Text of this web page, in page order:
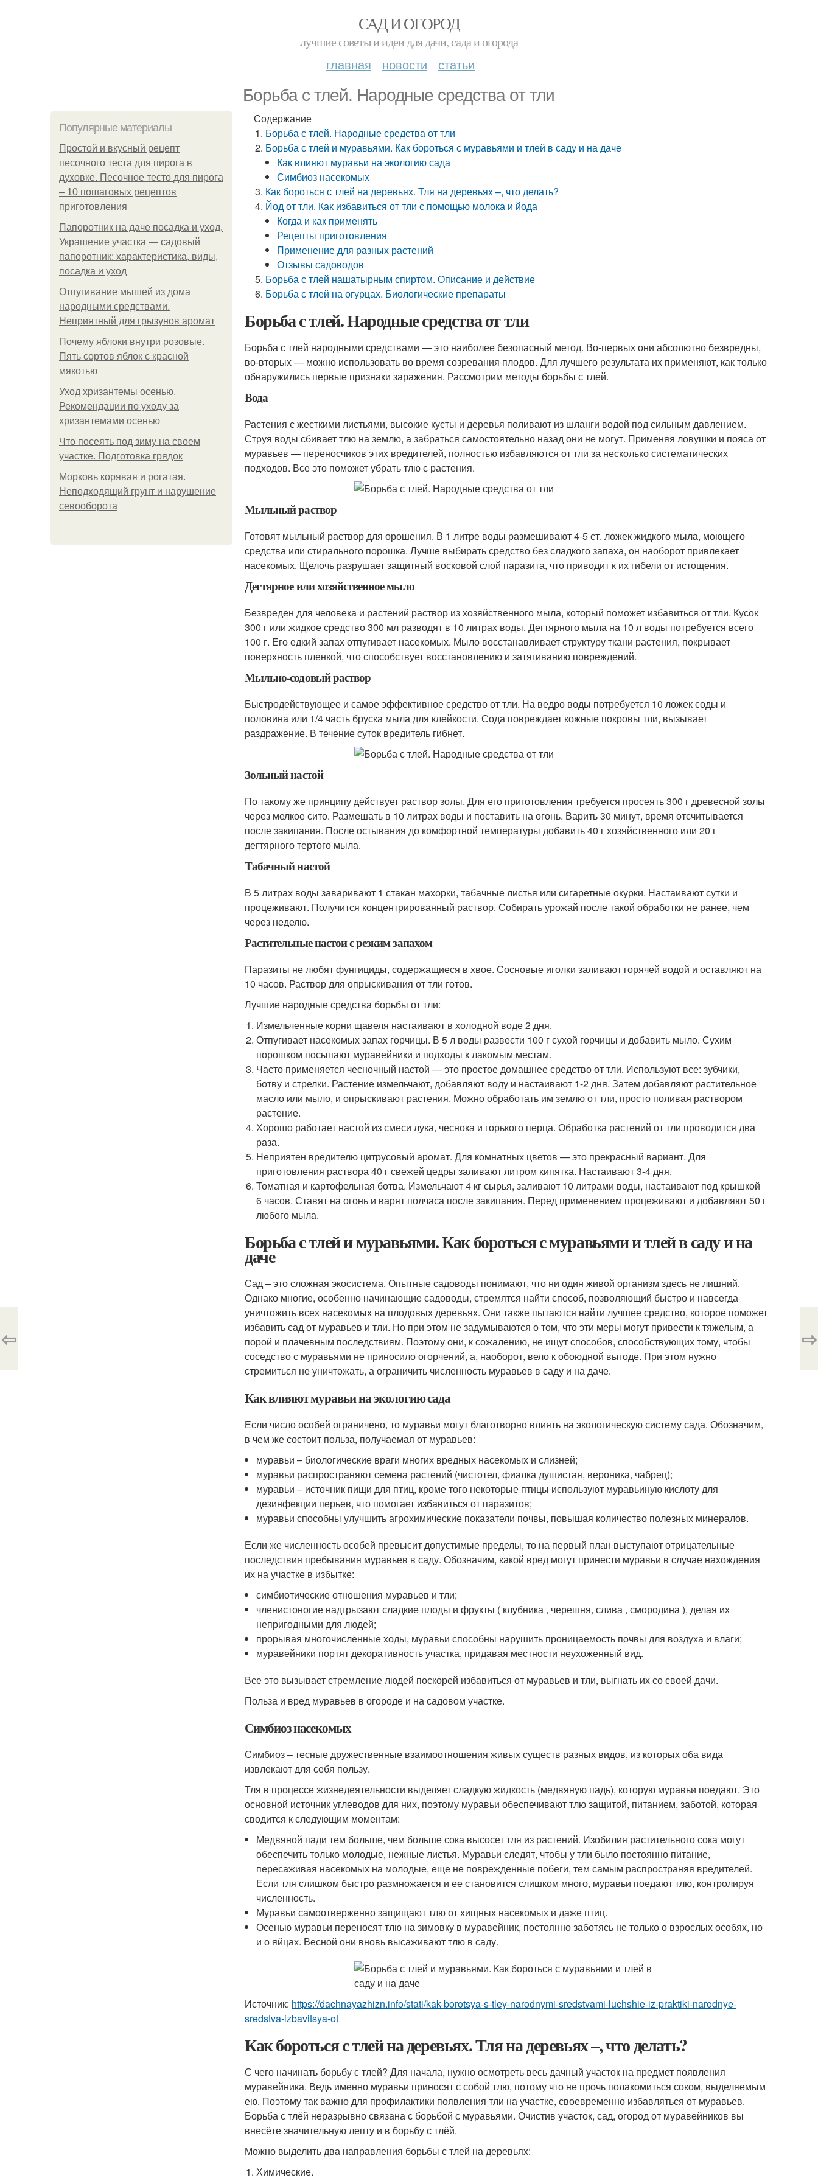
САД И ОГОРОД
лучшие советы и идеи для дачи, сада и огорода
главная новости статьи
Борьба с тлей. Народные средства от тли
Популярные материалы
Простой и вкусный рецепт
песочного теста для пирога в
духовке. Песочное тесто для пирога
– 10 пошаговых рецептов
приготовления
Папоротник на даче посадка и уход.
Украшение участка — садовый
папоротник: характеристика, виды,
посадка и уход
Отпугивание мышей из дома
народными средствами.
Неприятный для грызунов аромат
Почему яблоки внутри розовые.
Пять сортов яблок с красной
мякотью
Уход хризантемы осенью.
Рекомендации по уходу за
хризантемами осенью
Что посеять под зиму на своем
участке. Подготовка грядок
Морковь корявая и рогатая.
Неподходящий грунт и нарушение
севооборота
Содержание
Борьба с тлей. Народные средства от тли
Борьба с тлей и муравьями. Как бороться с муравьями и тлей в саду и на даче
Как влияют муравьи на экологию сада
Симбиоз насекомых
Как бороться с тлей на деревьях. Тля на деревьях –, что делать?
Йод от тли. Как избавиться от тли с помощью молока и йода
Когда и как применять
Рецепты приготовления
Применение для разных растений
Отзывы садоводов
Борьба с тлей нашатырным спиртом. Описание и действие
Борьба с тлей на огурцах. Биологические препараты
Борьба с тлей. Народные средства от тли
Борьба с тлей народными средствами — это наиболее безопасный метод. Во-первых они абсолютно безвредны,
во-вторых — можно использовать во время созревания плодов. Для лучшего результата их применяют, как только
обнаружились первые признаки заражения. Рассмотрим методы борьбы с тлей.
Вода
Растения с жесткими листьями, высокие кусты и деревья поливают из шланги водой под сильным давлением.
Струя воды сбивает тлю на землю, а забраться самостоятельно назад они не могут. Применяя ловушки и пояса от
муравьев — переносчиков этих вредителей, полностью избавляются от тли за несколько систематических
подходов. Все это поможет убрать тлю с растения.
Мыльный раствор
Готовят мыльный раствор для орошения. В 1 литре воды размешивают 4-5 ст. ложек жидкого мыла, моющего
средства или стирального порошка. Лучше выбирать средство без сладкого запаха, он наоборот привлекает
насекомых. Щелочь разрушает защитный восковой слой паразита, что приводит к их гибели от истощения.
Дегтярное или хозяйственное мыло
Безвреден для человека и растений раствор из хозяйственного мыла, который поможет избавиться от тли. Кусок
300 г или жидкое средство 300 мл разводят в 10 литрах воды. Дегтярного мыла на 10 л воды потребуется всего
100 г. Его едкий запах отпугивает насекомых. Мыло восстанавливает структуру ткани растения, покрывает
поверхность пленкой, что способствует восстановлению и затягиванию повреждений.
Мыльно-содовый раствор
Быстродействующее и самое эффективное средство от тли. На ведро воды потребуется 10 ложек соды и
половина или 1/4 часть бруска мыла для клейкости. Сода повреждает кожные покровы тли, вызывает
раздражение. В течение суток вредитель гибнет.
Зольный настой
По такому же принципу действует раствор золы. Для его приготовления требуется просеять 300 г древесной золы
через мелкое сито. Размешать в 10 литрах воды и поставить на огонь. Варить 30 минут, время отсчитывается
после закипания. После остывания до комфортной температуры добавить 40 г хозяйственного или 20 г
дегтярного тертого мыла.
Табачный настой
В 5 литрах воды заваривают 1 стакан махорки, табачные листья или сигаретные окурки. Настаивают сутки и
процеживают. Получится концентрированный раствор. Собирать урожай после такой обработки не ранее, чем
через неделю.
Растительные настои с резким запахом
Паразиты не любят фунгициды, содержащиеся в хвое. Сосновые иголки заливают горячей водой и оставляют на
10 часов. Раствор для опрыскивания от тли готов.
Лучшие народные средства борьбы от тли:
Измельченные корни щавеля настаивают в холодной воде 2 дня.
Отпугивает насекомых запах горчицы. В 5 л воды развести 100 г сухой горчицы и добавить мыло. Сухим
порошком посыпают муравейники и подходы к лакомым местам.
Часто применяется чесночный настой — это простое домашнее средство от тли. Используют все: зубчики,
ботву и стрелки. Растение измельчают, добавляют воду и настаивают 1-2 дня. Затем добавляют растительное
масло или мыло, и опрыскивают растения. Можно обработать им землю от тли, просто поливая раствором
растение.
Хорошо работает настой из смеси лука, чеснока и горького перца. Обработка растений от тли проводится два
раза.
Неприятен вредителю цитрусовый аромат. Для комнатных цветов — это прекрасный вариант. Для
приготовления раствора 40 г свежей цедры заливают литром кипятка. Настаивают 3-4 дня.
Томатная и картофельная ботва. Измельчают 4 кг сырья, заливают 10 литрами воды, настаивают под крышкой
6 часов. Ставят на огонь и варят полчаса после закипания. Перед применением процеживают и добавляют 50 г
любого мыла.
Борьба с тлей и муравьями. Как бороться с муравьями и тлей в саду и на
даче
Сад – это сложная экосистема. Опытные садоводы понимают, что ни один живой организм здесь не лишний.
Однако многие, особенно начинающие садоводы, стремятся найти способ, позволяющий быстро и навсегда
уничтожить всех насекомых на плодовых деревьях. Они также пытаются найти лучшее средство, которое поможет
избавить сад от муравьев и тли. Но при этом не задумываются о том, что эти меры могут привести к тяжелым, а
порой и плачевным последствиям. Поэтому они, к сожалению, не ищут способов, способствующих тому, чтобы
соседство с муравьями не приносило огорчений, а, наоборот, вело к обоюдной выгоде. При этом нужно
стремиться не уничтожать, а ограничить численность муравьев в саду и на даче.
Как влияют муравьи на экологию сада
Если число особей ограничено, то муравьи могут благотворно влиять на экологическую систему сада. Обозначим,
в чем же состоит польза, получаемая от муравьев:
муравьи – биологические враги многих вредных насекомых и слизней;
муравьи распространяют семена растений (чистотел, фиалка душистая, вероника, чабрец);
муравьи – источник пищи для птиц, кроме того некоторые птицы используют муравьиную кислоту для
дезинфекции перьев, что помогает избавиться от паразитов;
муравьи способны улучшить агрохимические показатели почвы, повышая количество полезных минералов.
Если же численность особей превысит допустимые пределы, то на первый план выступают отрицательные
последствия пребывания муравьев в саду. Обозначим, какой вред могут принести муравьи в случае нахождения
их на участке в избытке:
симбиотические отношения муравьев и тли;
членистоногие надгрызают сладкие плоды и фрукты ( клубника , черешня, слива , смородина ), делая их
непригодными для людей;
прорывая многочисленные ходы, муравьи способны нарушить проницаемость почвы для воздуха и влаги;
муравейники портят декоративность участка, придавая местности неухоженный вид.
Все это вызывает стремление людей поскорей избавиться от муравьев и тли, выгнать их со своей дачи.
Польза и вред муравьев в огороде и на садовом участке.
Симбиоз насекомых
Симбиоз – тесные дружественные взаимоотношения живых существ разных видов, из которых оба вида
извлекают для себя пользу.
Тля в процессе жизнедеятельности выделяет сладкую жидкость (медвяную падь), которую муравьи поедают. Это
основной источник углеводов для них, поэтому муравьи обеспечивают тлю защитой, питанием, заботой, которая
сводится к следующим моментам:
Медвяной пади тем больше, чем больше сока высосет тля из растений. Изобилия растительного сока могут
обеспечить только молодые, нежные листья. Муравьи следят, чтобы у тли было постоянно питание,
пересаживая насекомых на молодые, еще не поврежденные побеги, тем самым распространяя вредителей.
Если тля слишком быстро размножается и ее становится слишком много, муравьи поедают тлю, контролируя
численность.
Муравьи самоотверженно защищают тлю от хищных насекомых и даже птиц.
Осенью муравьи переносят тлю на зимовку в муравейник, постоянно заботясь не только о взрослых особях, но
и о яйцах. Весной они вновь высаживают тлю в саду.
Источник: https://dachnayazhizn.info/stati/kak-borotsya-s-tley-narodnymi-sredstvami-luchshie-iz-praktiki-narodnye-
sredstva-izbavitsya-ot
Как бороться с тлей на деревьях. Тля на деревьях –, что делать?
С чего начинать борьбу с тлей? Для начала, нужно осмотреть весь дачный участок на предмет появления
муравейника. Ведь именно муравьи приносят с собой тлю, потому что не прочь полакомиться соком, выделяемым
ею. Поэтому так важно для профилактики появления тли на участке, своевременно избавляться от муравьев.
Борьба с тлёй неразрывно связана с борьбой с муравьями. Очистив участок, сад, огород от муравейников вы
внесёте значительную лепту и в борьбу с тлёй.
Можно выделить два направления борьбы с тлей на деревьях:
Химические.
⇦ ⇨